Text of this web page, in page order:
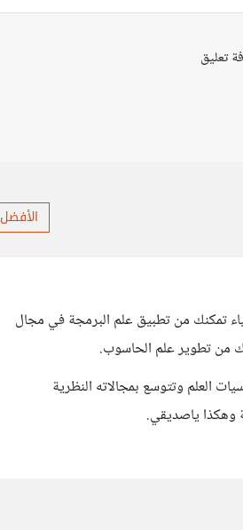
تعليق
الأفضل
تمكنك من تطبيق علم البرمجة في مجال
من تطوير علم الحاسوب.
العلم وتتوسع بمجالاته النظرية
وهكذا ياصديقي.